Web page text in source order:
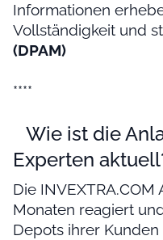
Informationen
Vollständigkeit und
(DPAM)
****
Wie ist die
Experten
Die INVEXTRA.COM
Monaten reagiert
Depots ihrer